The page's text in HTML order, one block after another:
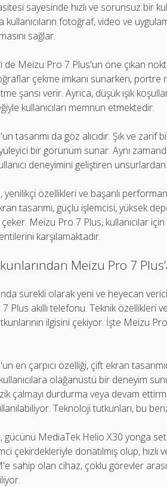
sayesinde hızlı ve sorunsuz bir
kullanıcıların fotoğraf, video ve
sağlar.
de Meizu Pro 7 Plus'un öne çıkan
çekme imkanı sunarken,
şansı verir. Ayrıca, düşük ışık
kullanıcıları memnun etmektedir.
tasarımı da göz alıcıdır. Şık ve
bir görünüm sunar. Aynı
deneyimini geliştiren
özellikleri ve başarılı
tasarımı, güçlü işlemcisi, yüksek
çeker. Meizu Pro 7 Plus, kullanıcılar
karşılamaktadır.
Meizu Pro 7
sürekli olarak yeni ve heyecan
Plus akıllı telefonu. Teknik özellikleri
ilgisini çekiyor. İşte Meizu Pro
en çarpıcı özelliği, çift ekran
olağanüstü bir deneyim
çalmayı durdurma veya devam
Teknoloji tutkunları, bu
gücünü MediaTek Helio X30 yonga
çekirdekleriyle donatılmış olup,
sahip olan cihaz, çoklu görevler